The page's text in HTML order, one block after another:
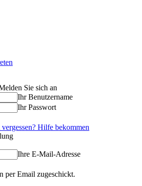
Sie sich an
Ihr Benutzername
Ihr Passwort
Hilfe bekommen
Ihre E-Mail-Adresse
per Email zugeschickt.